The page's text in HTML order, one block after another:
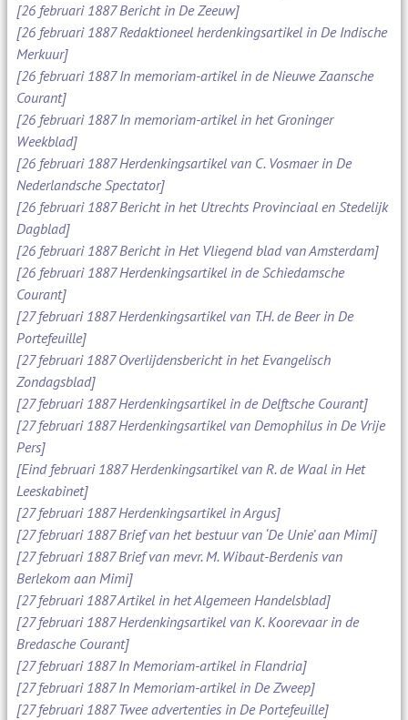
[26 februari 1887 Bericht in De Zeeuw]
[26 februari 1887 Redaktioneel herdenkingsartikel in De Indische
Merkuur]
[26 februari 1887 In memoriam-artikel in de Nieuwe Zaansche
Courant]
[26 februari 1887 In memoriam-artikel in het Groninger
Weekblad]
[26 februari 1887 Herdenkingsartikel van C. Vosmaer in De
Nederlandsche Spectator]
[26 februari 1887 Bericht in het Utrechts Provinciaal en Stedelijk
Dagblad]
[26 februari 1887 Bericht in Het Vliegend blad van Amsterdam]
[26 februari 1887 Herdenkingsartikel in de Schiedamsche
Courant]
[27 februari 1887 Herdenkingsartikel van T.H. de Beer in De
Portefeuille]
[27 februari 1887 Overlijdensbericht in het Evangelisch
Zondagsblad]
[27 februari 1887 Herdenkingsartikel in de Delftsche Courant]
[27 februari 1887 Herdenkingsartikel van Demophilus in De Vrije
Pers]
[Eind februari 1887 Herdenkingsartikel van R. de Waal in Het
Leeskabinet]
[27 februari 1887 Herdenkingsartikel in Argus]
[27 februari 1887 Brief van het bestuur van ‘De Unie’ aan Mimi]
[27 februari 1887 Brief van mevr. M. Wibaut-Berdenis van
Berlekom aan Mimi]
[27 februari 1887 Artikel in het Algemeen Handelsblad]
[27 februari 1887 Herdenkingsartikel van K. Koorevaar in de
Bredasche Courant]
[27 februari 1887 In Memoriam-artikel in Flandria]
[27 februari 1887 In Memoriam-artikel in De Zweep]
[27 februari 1887 Twee advertenties in De Portefeuille]